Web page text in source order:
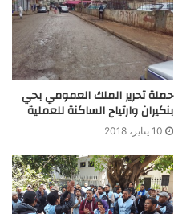
حملة تحرير الملك العمومي بحي
بنكيران وارتياح الساكنة للعملية
10 يناير، 2018